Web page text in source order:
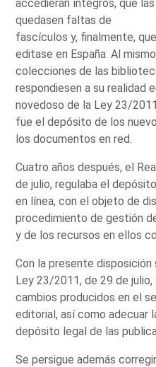
accedieran íntegros, que
quedasen faltas de
fascículos y, finalmente,
editase en España. Al
colecciones de las
respondiesen a su realidad
novedoso de la Ley 23/
fue el depósito de los
los documentos en red.
Cuatro años después, el
de julio, regulaba el
en línea, con el objeto de
procedimiento de gestión
y de los recursos en ellos
Con la presente
Ley 23/2011, de 29 de
cambios producidos en el
editorial, así como adecuar
depósito legal de las
Se persigue además